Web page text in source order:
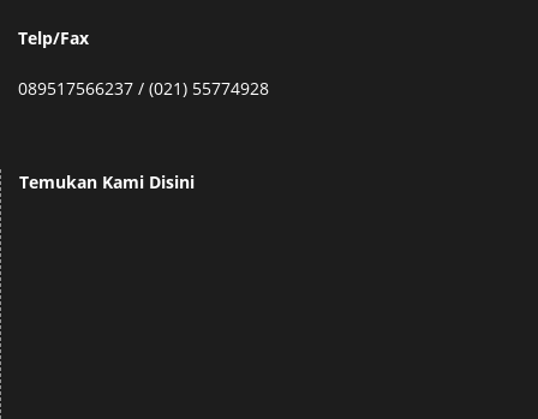
Telp/Fax
089517566237 / (021) 55774928
Temukan Kami Disini